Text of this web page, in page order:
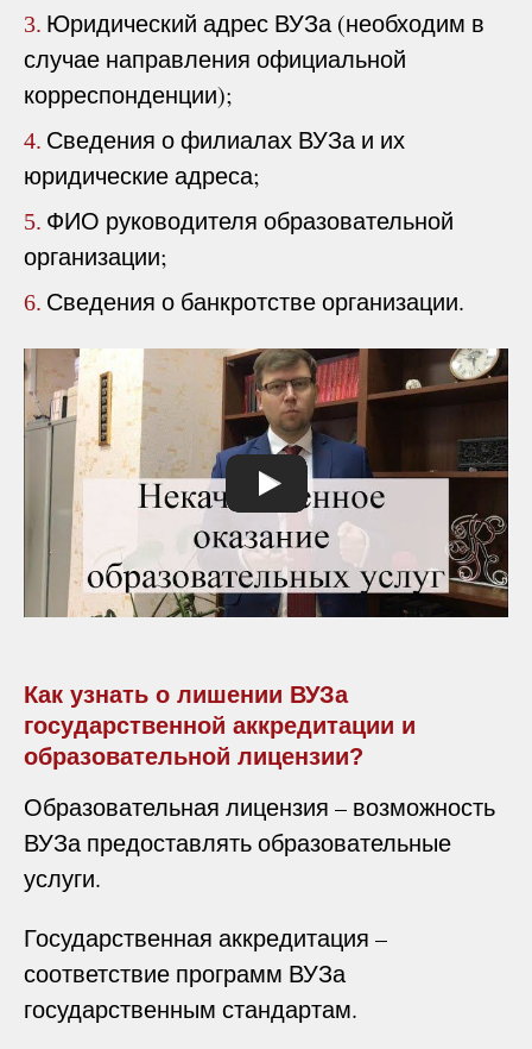
3. Юридический адрес ВУЗа (необходим в
случае направления официальной
корреспонденции);
4. Сведения о филиалах ВУЗа и их
юридические адреса;
5. ФИО руководителя образовательной
организации;
6. Сведения о банкротстве организации.
Как узнать о лишении ВУЗа
государственной аккредитации и
образовательной лицензии?
Образовательная лицензия – возможность
ВУЗа предоставлять образовательные
услуги.
Государственная аккредитация –
соответствие программ ВУЗа
государственным стандартам.